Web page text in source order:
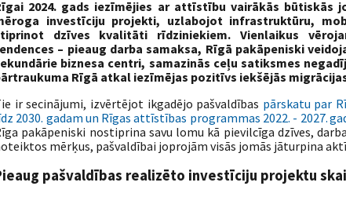
2024. gads iezīmējies ar attīstību vairākās būtiskās
investīciju projekti, uzlabojot infrastruktūru,
dzīves kvalitāti rīdziniekiem. Vienlaikus
– pieaug darba samaksa, Rīgā pakāpeniski
biznesa centri, samazinās ceļu satiksmes
Rīgā atkal iezīmējas pozitīvs iekšējās
ir secinājumi, izvērtējot ikgadējo pašvaldības pārskatu par
2030. gadam un Rīgas attīstības programmas 2022. - 2027.
pakāpeniski nostiprina savu lomu kā pievilcīga dzīves,
mērķus, pašvaldībai joprojām visās jomās jāturpina
pašvaldības realizēto investīciju projektu